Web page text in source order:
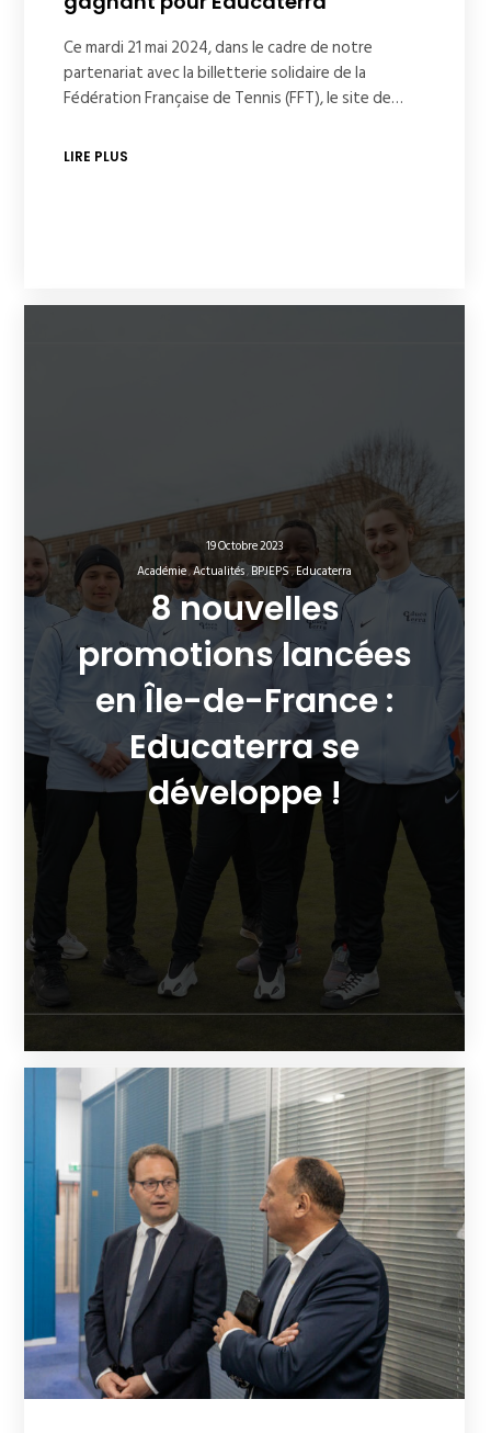
Ce mardi 21 mai 2024, dans le cadre de notre
partenariat avec la billetterie solidaire de la
Fédération Française de Tennis (FFT), le site de…
LIRE PLUS
19 Octobre 2023
Académie Actualités BPJEPS Educaterra
8 nouvelles
promotions lancées
en Île-de-France :
Educaterra se
développe !